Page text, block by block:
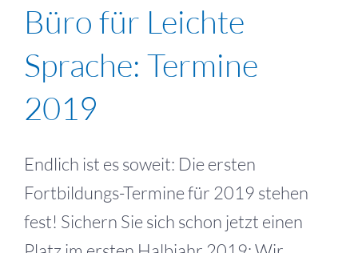
Büro für Leichte
Sprache: Termine
2019
Endlich ist es soweit: Die ersten
Fortbildungs-Termine für 2019 stehen
fest! Sichern Sie sich schon jetzt einen